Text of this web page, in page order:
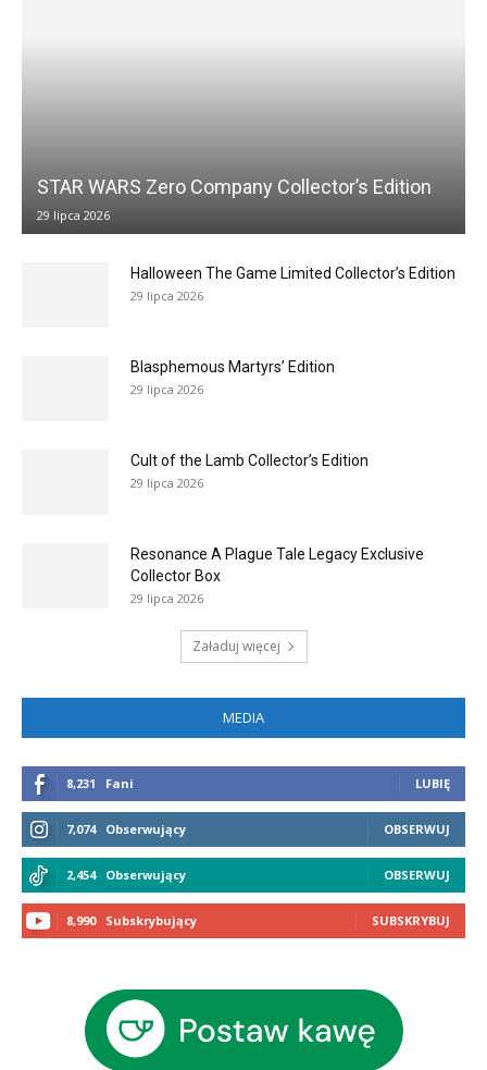
STAR WARS Zero Company Collector’s Edition
29 lipca 2026
Halloween The Game Limited Collector’s Edition
29 lipca 2026
Blasphemous Martyrs’ Edition
29 lipca 2026
Cult of the Lamb Collector’s Edition
29 lipca 2026
Resonance A Plague Tale Legacy Exclusive
Collector Box
29 lipca 2026
Załaduj więcej
MEDIA
8,231 Fani LUBIĘ
7,074 Obserwujący OBSERWUJ
2,454 Obserwujący OBSERWUJ
8,990 Subskrybujący SUBSKRYBUJ